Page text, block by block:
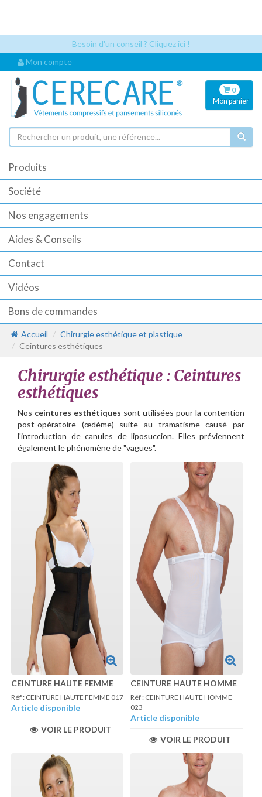
Besoin d'un conseil ? Cliquez ici !
Mon compte
0
Mon panier
Produits
Société
Nos engagements
Aides & Conseils
Contact
Vidéos
Bons de commandes
Accueil
Chirurgie esthétique et plastique
Ceintures esthétiques
Chirurgie esthétique : Ceintures
esthétiques
Nos ceintures esthétiques sont utilisées pour la contention
post-opératoire (œdème) suite au tramatisme causé par
l'introduction de canules de liposuccion. Elles préviennent
également le phénomène de "vagues".
CEINTURE HAUTE FEMME
Réf : CEINTURE HAUTE FEMME 017
Article disponible
VOIR LE PRODUIT
CEINTURE HAUTE HOMME
Réf : CEINTURE HAUTE HOMME
023
Article disponible
VOIR LE PRODUIT